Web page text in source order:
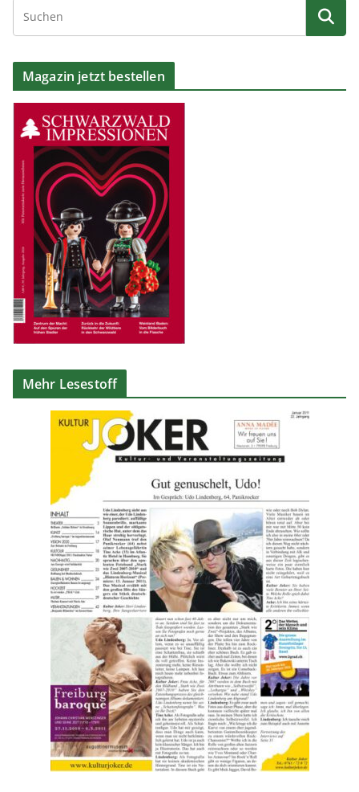
Magazin jetzt bestellen
Mehr Lesestoff